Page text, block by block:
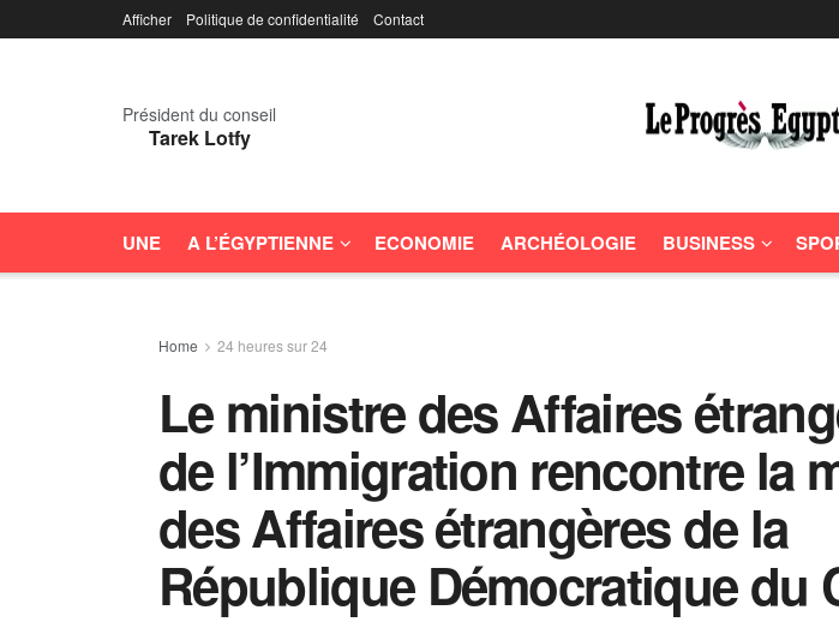
Afficher Politique de confidentialité Contact
Président du conseil
Tarek Lotfy
UNE A L’ÉGYPTIENNE ECONOMIE ARCHÉOLOGIE BUSINESS
Home 24 heures sur 24
Le ministre des Affaires
de l’Immigration rencontre la
des Affaires étrangères de la
République Démocratique du